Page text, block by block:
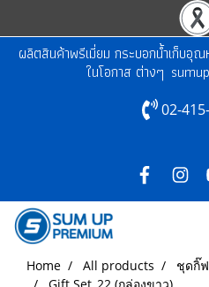
ผลิตสินค้าพรีเมี่ยม กระบอกน้ำเก็บอุ
ในโอกาส ต่างๆ
02-
Home All products ชุดกิ๊